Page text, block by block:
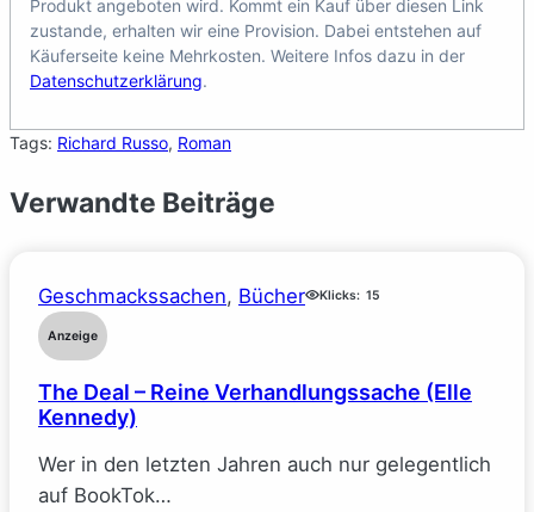
Produkt angeboten wird. Kommt ein Kauf über diesen Link
zustande, erhalten wir eine Provision. Dabei entstehen auf
Käuferseite keine Mehrkosten. Weitere Infos dazu in der
Datenschutzerklärung.
Tags: Richard Russo, Roman
Verwandte Beiträge
Geschmackssachen, Bücher Klicks: 15
Anzeige
The Deal – Reine Verhandlungssache (Elle
Kennedy)
Wer in den letzten Jahren auch nur gelegentlich
auf BookTok…